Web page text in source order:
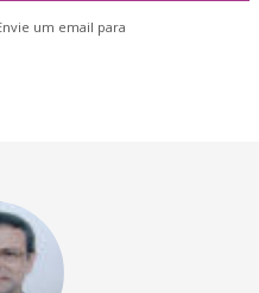
um email para